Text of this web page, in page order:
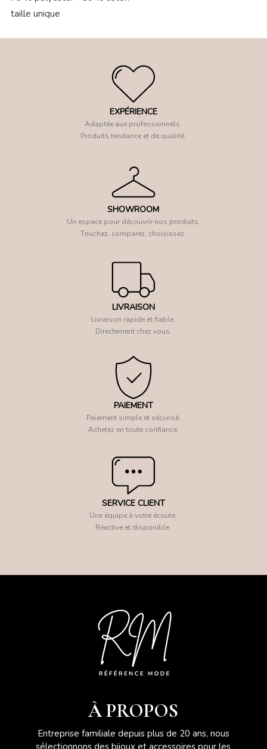
taille unique
EXPÉRIENCE
Adaptée aux professionnels.
Produits tendance et de qualité.
SHOWROOM
Un espace pour découvrir nos produits.
Touchez, comparez, choisissez.
LIVRAISON
Livraison rapide et fiable.
Directement chez vous.
PAIEMENT
Paiement simple et sécurisé.
Achetez en toute confiance.
SERVICE CLIENT
Une équipe à votre écoute.
Réactive et disponible.
À PROPOS
Entreprise familiale depuis plus de 20 ans, nous
sélectionnons des bijoux et accessoires pour les